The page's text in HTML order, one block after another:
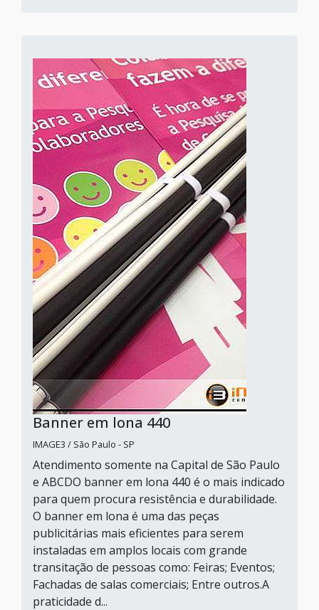
Banner em lona 440
IMAGE3 / São Paulo - SP
Atendimento somente na Capital de São Paulo
e ABCDO banner em lona 440 é o mais indicado
para quem procura resistência e durabilidade.
O banner em lona é uma das peças
publicitárias mais eficientes para serem
instaladas em amplos locais com grande
transitação de pessoas como: Feiras; Eventos;
Fachadas de salas comerciais; Entre outros.A
praticidade d...